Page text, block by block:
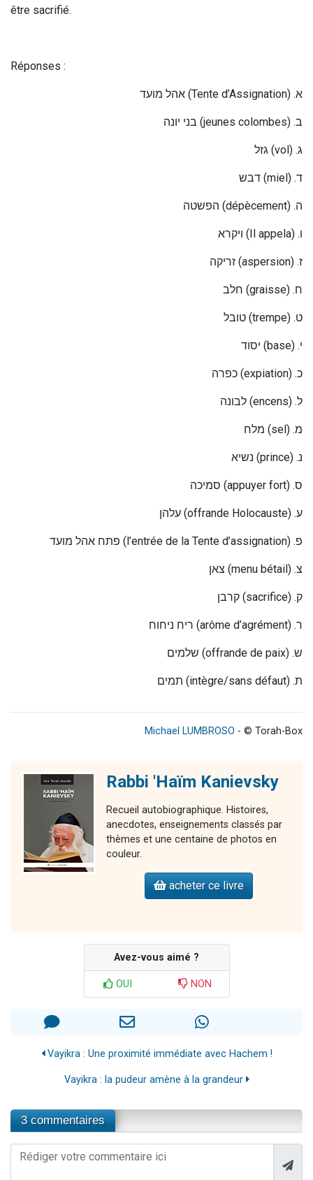
être sacrifié.
Réponses :
אהל מועד (Tente d’Assignation) .א
בני יונה (jeunes colombes) .ב
גזל (vol) .ג
דבש (miel) .ד
הפשטה (dépècement) .ה
ויקרא (Il appela) .ו
זריקה (aspersion) .ז
חלב (graisse) .ח
טובל (trempe) .ט
יסוד (base) .י
כפרה (expiation) .כ
לבונה (encens) .ל
מלח (sel) .מ
נשיא (prince) .נ
סמיכה (appuyer fort) .ס
עלהן (offrande Holocauste) .ע
פתח אהל מועד (l’entrée de la Tente d’assignation) .פ
צאן (menu bétail) .צ
(sacrifice) .ק
ריח ניחוח (arôme d’agrément) .ר
שלמים (offrande de paix) .ש
תמים (intègre/sans défaut) .ת
Michael LUMBROSO - © Torah-Box
Rabbi 'Haïm Kanievsky
Recueil autobiographique. Histoires,
anecdotes, enseignements classés par
thèmes et une centaine de photos en
couleur.
acheter ce livre
Avez-vous aimé ?
OUI NON
Vayikra : Une proximité immédiate avec Hachem !
Vayikra : la pudeur amène à la grandeur
3 commentaires